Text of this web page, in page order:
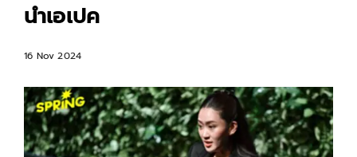
นำเอเปค
16 Nov 2024